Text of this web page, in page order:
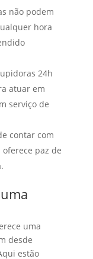
não podem
hora
24h
atuar em
serviço de
contar com
paz de
uma
desde
estão